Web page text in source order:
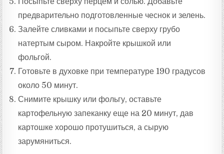
предварительно подготовленные чеснок и зелень.
Залейте сливками и посыпьте сверху грубо
натертым сыром. Накройте крышкой или
фольгой.
Готовьте в духовке при температуре 190 градусов
около 50 минут.
Снимите крышку или фольгу, оставьте
картофельную запеканку еще на 20 минут, дав
картошке хорошо протушиться, а сырую
зарумяниться.